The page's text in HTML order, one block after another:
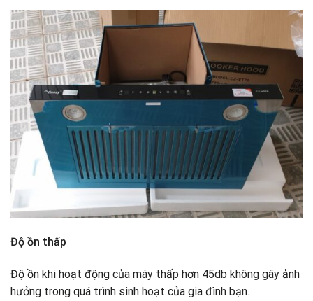
Độ ồn thấp
Độ ồn khi hoạt động của máy thấp hơn 45db không gây ảnh
hưởng trong quá trình sinh hoạt của gia đình bạn.